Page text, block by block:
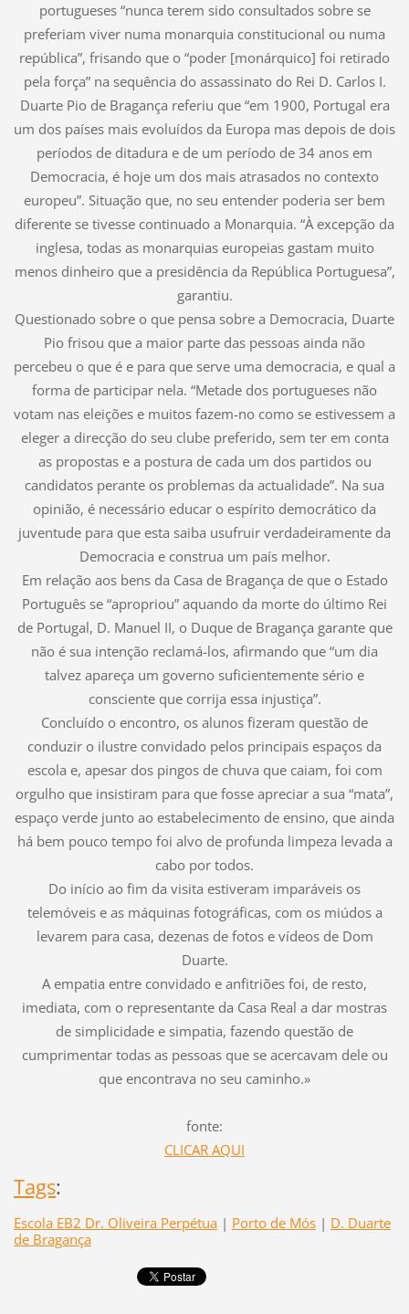
portugueses “nunca terem sido consultados sobre se
preferiam viver numa monarquia constitucional ou numa
república”, frisando que o “poder [monárquico] foi retirado
pela força” na sequência do assassinato do Rei D. Carlos I.
Duarte Pio de Bragança referiu que “em 1900, Portugal era
um dos países mais evoluídos da Europa mas depois de dois
períodos de ditadura e de um período de 34 anos em
Democracia, é hoje um dos mais atrasados no contexto
europeu”. Situação que, no seu entender poderia ser bem
diferente se tivesse continuado a Monarquia. “À excepção da
inglesa, todas as monarquias europeias gastam muito
menos dinheiro que a presidência da República Portuguesa”,
garantiu.
Questionado sobre o que pensa sobre a Democracia, Duarte
Pio frisou que a maior parte das pessoas ainda não
percebeu o que é e para que serve uma democracia, e qual a
forma de participar nela. “Metade dos portugueses não
votam nas eleições e muitos fazem-no como se estivessem a
eleger a direcção do seu clube preferido, sem ter em conta
as propostas e a postura de cada um dos partidos ou
candidatos perante os problemas da actualidade”. Na sua
opinião, é necessário educar o espírito democrático da
juventude para que esta saiba usufruir verdadeiramente da
Democracia e construa um país melhor.
Em relação aos bens da Casa de Bragança de que o Estado
Português se “apropriou” aquando da morte do último Rei
de Portugal, D. Manuel II, o Duque de Bragança garante que
não é sua intenção reclamá-los, afirmando que “um dia
talvez apareça um governo suficientemente sério e
consciente que corrija essa injustiça”.
Concluído o encontro, os alunos fizeram questão de
conduzir o ilustre convidado pelos principais espaços da
escola e, apesar dos pingos de chuva que caiam, foi com
orgulho que insistiram para que fosse apreciar a sua “mata”,
espaço verde junto ao estabelecimento de ensino, que ainda
há bem pouco tempo foi alvo de profunda limpeza levada a
cabo por todos.
Do início ao fim da visita estiveram imparáveis os
telemóveis e as máquinas fotográficas, com os miúdos a
levarem para casa, dezenas de fotos e vídeos de Dom
Duarte.
A empatia entre convidado e anfitriões foi, de resto,
imediata, com o representante da Casa Real a dar mostras
de simplicidade e simpatia, fazendo questão de
cumprimentar todas as pessoas que se acercavam dele ou
que encontrava no seu caminho.»
fonte:
CLICAR AQUI
Tags:
Escola EB2 Dr. Oliveira Perpétua | Porto de Mós | D. Duarte
de Bragança